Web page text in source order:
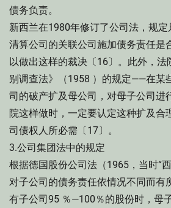
债务负责。
新西兰在1980年修订了公司法，规
清算公司的关联公司施加债务责任是
以做出这样的裁决〔16〕。此外，
别调查法》（1958 ）的规定——在某
司的破产扩及母公司，对母子公司进
院这样做时，一定要认定这种扩及合
司债权人所必需〔17〕。
3.公司集团法中的规定
根据德国股份公司法（1965，当时“
对子公司的债务责任依情况不同而有
有子公司95 ％—100％的股份时，母